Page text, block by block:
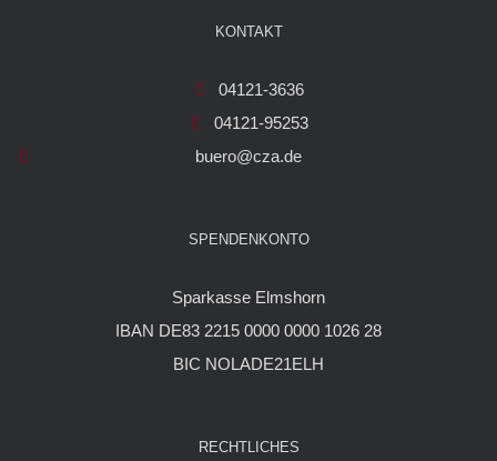
KONTAKT
04121-3636
04121-95253
buero@cza.de
SPENDENKONTO
Sparkasse Elmshorn
IBAN DE83 2215 0000 0000 1026 28
BIC NOLADE21ELH
RECHTLICHES